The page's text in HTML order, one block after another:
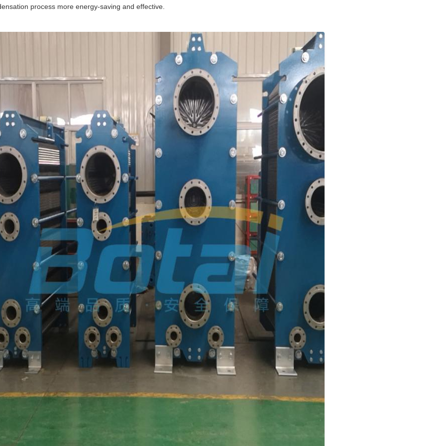
process more energy-saving and effective.